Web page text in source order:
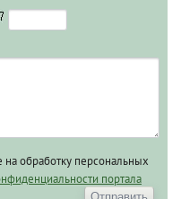
обработку персональных
портала